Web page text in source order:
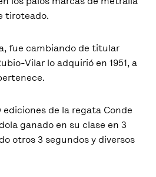
tiroteado.
fue cambiando de titular
Vilar lo adquirió en 1951, a
de la regata Conde
ganado en su clase en 3
otros 3 segundos y diversos